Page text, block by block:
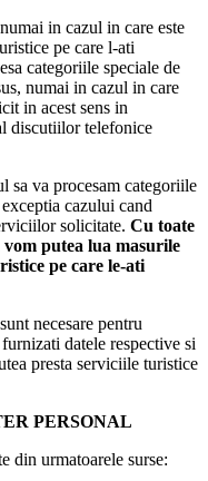
in cazul in care este
pe care l-ati
categoriile speciale de
numai in cazul in care
in acest sens in
discutiilor telefonice
sa va procesam categoriile
cazului cand
solicitate. Cu toate
putea lua masurile
pe care le-ati
necesare pentru
datele respective si
presta serviciile turistice
PERSONAL
din urmatoarele surse: